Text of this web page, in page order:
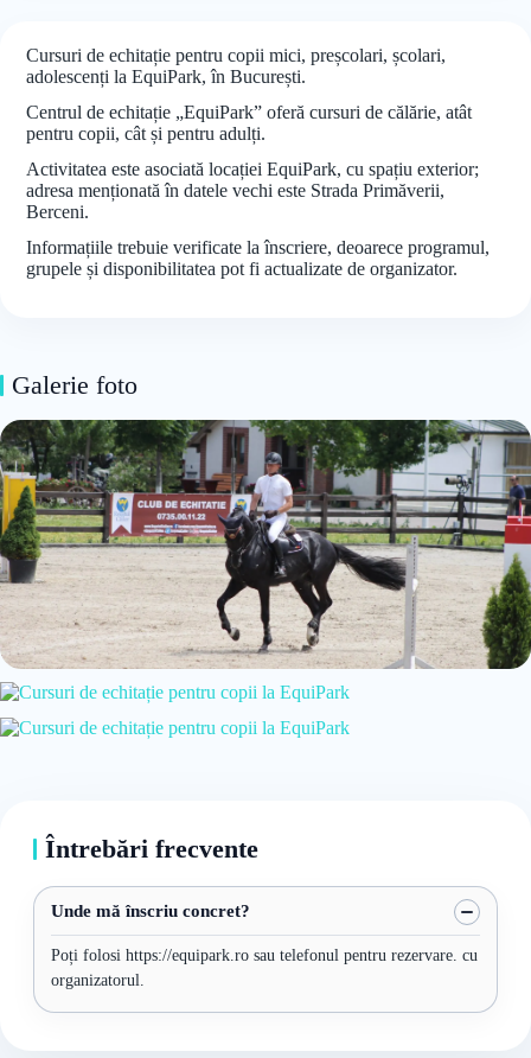
Cursuri de echitație pentru copii mici, preșcolari, școlari,
adolescenți la EquiPark, în București.
Centrul de echitație „EquiPark” oferă cursuri de călărie, atât
pentru copii, cât și pentru adulți.
Activitatea este asociată locației EquiPark, cu spațiu exterior;
adresa menționată în datele vechi este Strada Primăverii,
Berceni.
Informațiile trebuie verificate la înscriere, deoarece programul,
grupele și disponibilitatea pot fi actualizate de organizator.
Galerie foto
Întrebări frecvente
Unde mă înscriu concret?
Poți folosi https://equipark.ro sau telefonul pentru rezervare. cu
organizatorul.